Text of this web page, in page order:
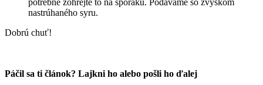
nastrúhaného syru.
Dobrú chuť!
Páčil sa ti článok? Lajkni ho alebo pošli ho ďalej